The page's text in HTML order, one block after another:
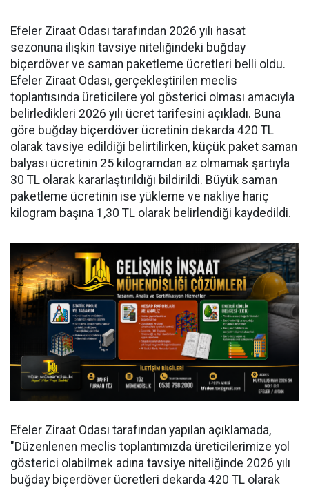
Efeler Ziraat Odası tarafından 2026 yılı hasat
sezonuna ilişkin tavsiye niteliğindeki buğday
biçerdöver ve saman paketleme ücretleri belli oldu.
Efeler Ziraat Odası, gerçekleştirilen meclis
toplantısında üreticilere yol gösterici olması amacıyla
belirledikleri 2026 yılı ücret tarifesini açıkladı. Buna
göre buğday biçerdöver ücretinin dekarda 420 TL
olarak tavsiye edildiği belirtilirken, küçük paket saman
balyası ücretinin 25 kilogramdan az olmamak şartıyla
30 TL olarak kararlaştırıldığı bildirildi. Büyük saman
paketleme ücretinin ise yükleme ve nakliye hariç
kilogram başına 1,30 TL olarak belirlendiği kaydedildi.
Efeler Ziraat Odası tarafından yapılan açıklamada,
"Düzenlenen meclis toplantımızda üreticilerimize yol
gösterici olabilmek adına tavsiye niteliğinde 2026 yılı
buğday biçerdöver ücretleri dekarda 420 TL olarak